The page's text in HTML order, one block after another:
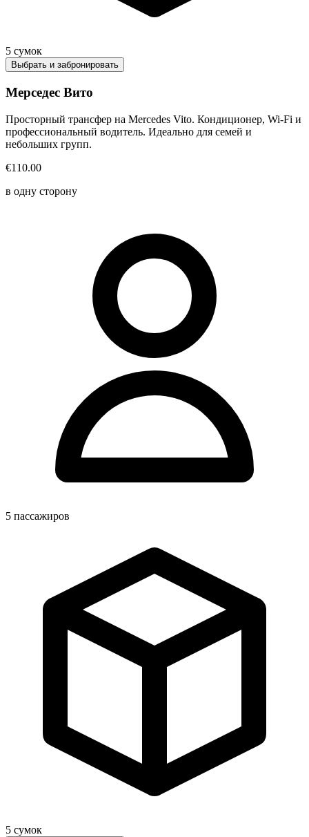
5 сумок
Выбрать и забронировать
Мерседес Вито
Просторный трансфер на Mercedes Vito. Кондиционер, Wi-Fi и
профессиональный водитель. Идеально для семей и
небольших групп.
€110.00
в одну сторону
5 пассажиров
5 сумок